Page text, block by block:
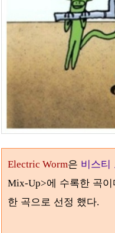
Electric Worm은 비스티
Mix-Up>에 수록한 곡이
한 곡으로 선정 했다.